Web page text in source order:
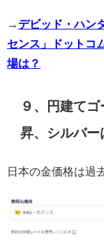
→デビッド・ハン
センス」ドットコ
場は？
９、円建て
昇、シルバ
日本の金価格は過